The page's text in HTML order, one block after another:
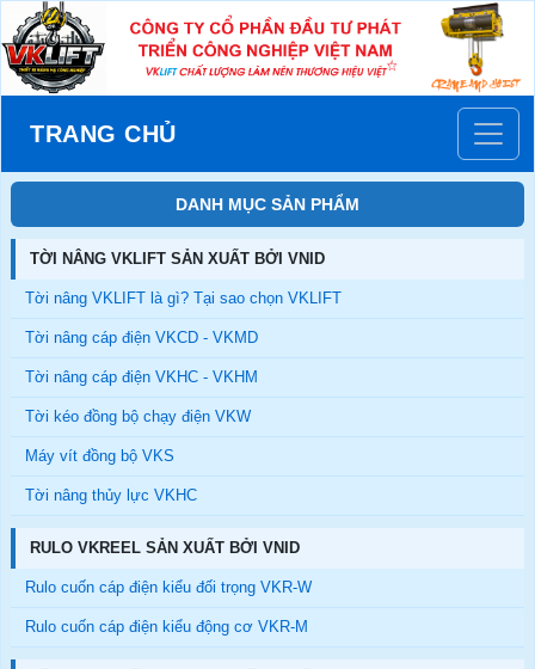
TRANG CHỦ
DANH MỤC SẢN PHẨM
TỜI NÂNG VKLIFT SẢN XUẤT BỞI VNID
Tời nâng VKLIFT là gì? Tại sao chọn VKLIFT
Tời nâng cáp điện VKCD - VKMD
Tời nâng cáp điện VKHC - VKHM
Tời kéo đồng bộ chạy điện VKW
Máy vít đồng bộ VKS
Tời nâng thủy lực VKHC
RULO VKREEL SẢN XUẤT BỞI VNID
Rulo cuốn cáp điện kiểu đối trọng VKR-W
Rulo cuốn cáp điện kiểu động cơ VKR-M